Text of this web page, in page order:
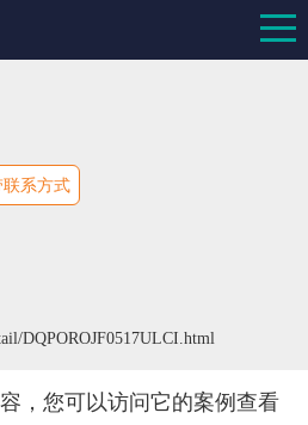
系方式
DQPOROJF0517ULCI.html
，您可以访问它的案例查看